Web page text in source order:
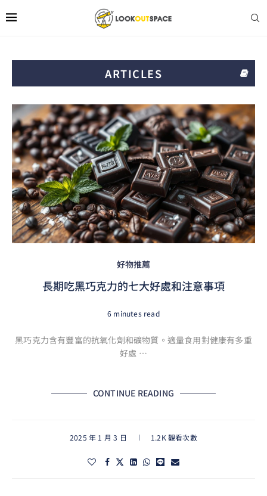
ARTICLES
好物推薦
長期吃黑巧克力的七大好處和注意事項
6 minutes read
黑巧克力含有豐富的抗氧化劑和礦物質。適量食用對健康有多重
好處 …
CONTINUE READING
2025 年 1 月 3 日 1.2K 觀看次數